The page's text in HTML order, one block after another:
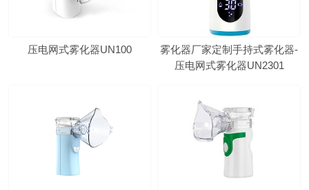
压电网式雾化器UN100
雾化器厂家定制手持式雾化器-
压电网式雾化器UN2301